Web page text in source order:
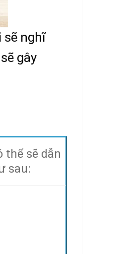
sẽ nghĩ
gây
thể sẽ dẫn
sau: